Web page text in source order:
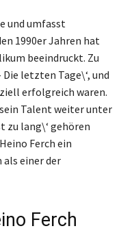
und umfasst
1990er Jahren hat
beeindruckt. Zu
letzten Tage\‘, und
erfolgreich waren.
Talent weiter unter
zu lang\‘ gehören
Ferch ein
als einer der
Ferch